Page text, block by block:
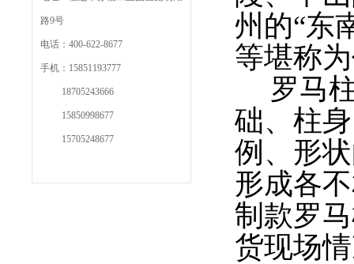
路9号
电话：400-622-8677
手机：15851193777
18705243666
15850998677
15705248677
州的“东
等堪称
罗马柱
础、柱
例、形
形成各
制款罗
货现场